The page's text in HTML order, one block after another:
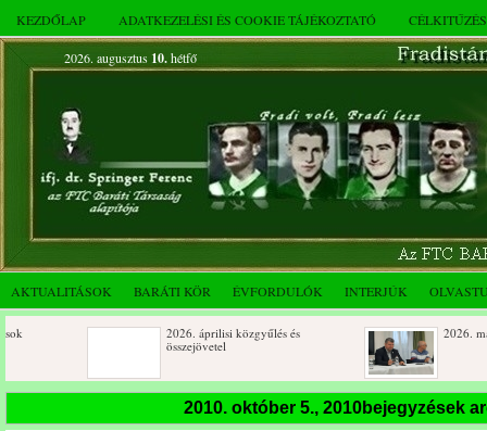
KEZDŐLAP ADATKEZELÉSI ÉS COOKIE TÁJÉKOZTATÓ
2026. augusztus 10.hétfő
AKTUALITÁSOK BARÁTI KÖR ÉVFORDULÓK INTERJÚK
2026. áprilisi közgyűlés és
2026. márciusi
Születésnapi koszorúzások
Rendkívüli
novemberi
2010. október 5., 2010bejegyzések